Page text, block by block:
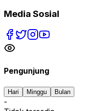
Media Sosial
Pengunjung
Hari Minggu Bulan
-